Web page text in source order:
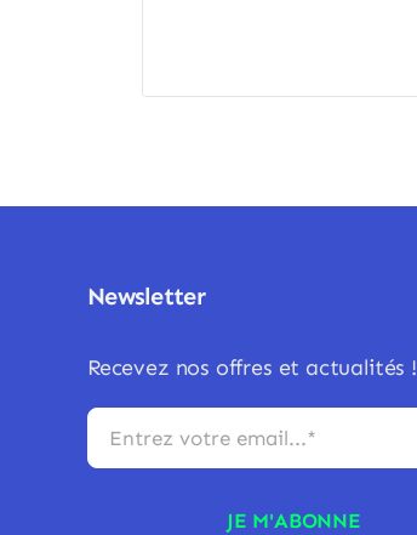
Newsletter
Recevez nos offres et actualités !
JE M'ABONNE